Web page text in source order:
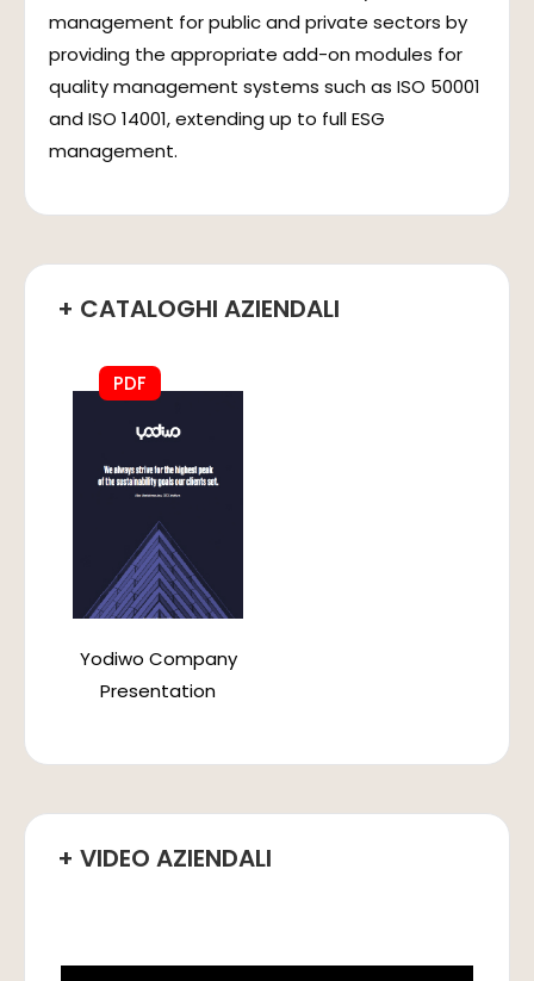
management for public and private sectors by
providing the appropriate add-on modules for
quality management systems such as ISO 50001
and ISO 14001, extending up to full ESG
management.
+ CATALOGHI AZIENDALI
PDF
Yodiwo Company
Presentation
+ VIDEO AZIENDALI